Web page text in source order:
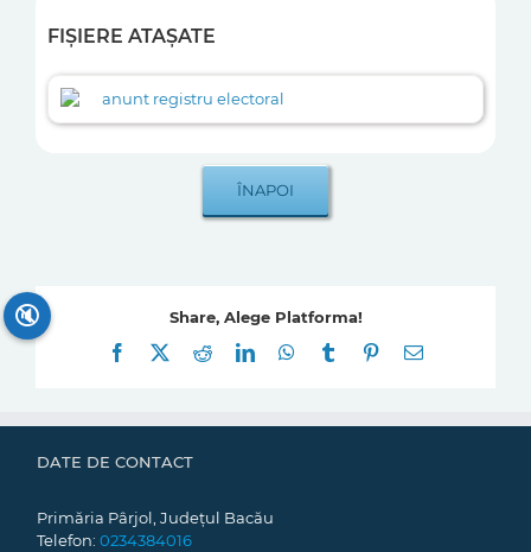
FIȘIERE ATAȘATE
anunt registru electoral
Share, Alege Platforma!
Facebook
RedditLinkedInWhatsApp
Tumblr Pinterest
E-
DATE DE CONTACT
Primăria Pârjol, Județul Bacău
Telefon: 0234384016
🔇